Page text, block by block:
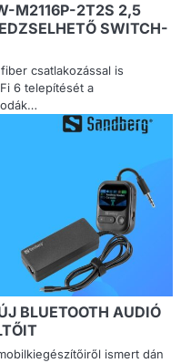
M2116P-2T2S 2,5
SWITCH-
fiber csatlakozással is
6 telepítését a
BLUETOOTH AUDIÓ
ismert dán